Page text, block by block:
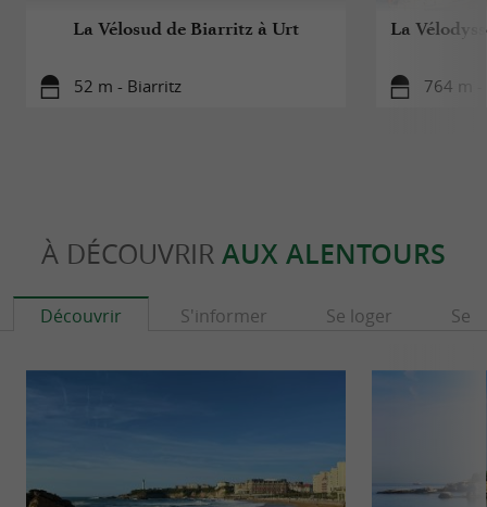
La Vélosud de Biarritz à Urt
52 m - Biarritz
La
764 m
À DÉCOUVRIR AUX ALENTOURS
Découvrir S'informer Se loger Se